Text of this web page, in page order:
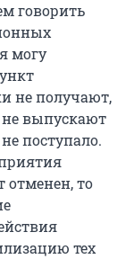
говорить
могу
не получают,
не выпускают
поступало.
отменен, то
тех